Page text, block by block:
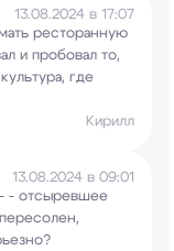
13.08.2024 в 17:07
ресторанную
и пробовал то,
где
Кирилл
13.08.2024 в 09:01
- отсыревшее
пересолен,